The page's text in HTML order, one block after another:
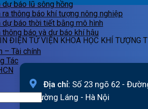
dự báo lũ sông hồng
ra thông báo khí tượng nông nghiệp
dự báo thời tiết bằng mô hình
thông báo và dự báo khí hậu
– Tài chính
Tác
ĐIỆN TỬ VIỆN KHOA HỌC KHÍ TƯỢNG
Địa chỉ: Số 23 ngõ 62 -
Phường Láng - Hà Nội